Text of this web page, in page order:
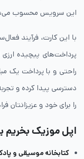
این سرویس محسوب
با این کارت، فرآیند
پرداخت‌های پیچیده
راحتی و با پرداخت یک
دسترسی پیدا کرده و
را برای خود و عزیزانتان
اپل موزیک بخریم
کتابخانه موسیقی و